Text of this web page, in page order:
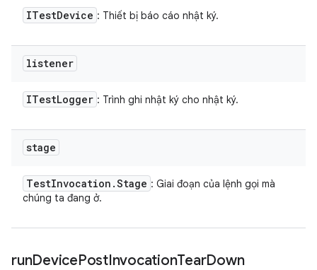
ITestDevice : Thiết bị báo cáo nhật ký.
listener
ITestLogger : Trình ghi nhật ký cho nhật ký.
stage
TestInvocation .Stage : Giai đoạn của lệnh gọi mà
chúng ta đang ở.
runDevicePostInvocationTearDown